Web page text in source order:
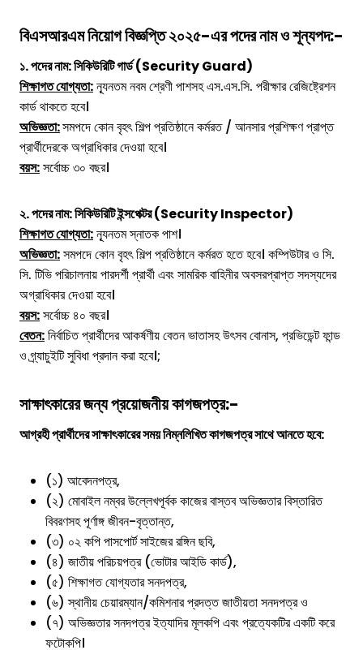
বিএসআরএমনিয়োগ বিজ্ঞপ্তি ২০২৫-এর পদের নাম ও শূন্যপদ:-
১. পদের নাম: সিকিউরিটি গার্ড (Security Guard)
শিক্ষাগত যোগ্যতা:ন্যূনতম নবম শ্রেণী পাশসহ এস.এস.সি. পরীক্ষার রেজিষ্ট্রেশন
কার্ড থাকতে হবে।
অভিজ্ঞতা:সমপদে কোন বৃহৎ শিল্প প্রতিষ্ঠানে কর্মরত / আনসার প্রশিক্ষণ প্রাপ্ত
প্রার্থীদেরকে অগ্রাধিকার দেওয়া হবে।
বয়স:সর্বোচ্চ ৩০ বছর।
২. পদের নাম: সিকিউরিটি ইন্সপেক্টর (Security Inspector)
শিক্ষাগত যোগ্যতা:ন্যূনতম স্নাতক পাশ।
অভিজ্ঞতা:সমপদে কোন বৃহৎ শিল্প প্রতিষ্ঠানে কর্মরত হতে হবে। কম্পিউটার ও সি.
সি. টিভি পরিচালনায় পারদর্শী প্রার্থী এবং সামরিক বাহিনীর অবসরপ্রাপ্ত সদস্যদের
অগ্রাধিকার দেওয়া হবে।
বয়স:সর্বোচ্চ ৪০ বছর।
বেতন:নির্বাচিত প্রার্থীদের আকর্ষণীয় বেতন ভাতাসহ উৎসব বোনাস, প্রভিডেন্ট ফান্ড
ও গ্র্যাচুইটি সুবিধা প্রদান করা হবে।;
সাক্ষাৎকারের জন্য প্রয়োজনীয় কাগজপত্র:-
আগ্রহী প্রার্থীদের সাক্ষাৎকারের সময় নিম্নলিখিত কাগজপত্র সাথে আনতে হবে:
(১) আবেদনপত্র,
(২) মোবাইল নম্বর উল্লেখপূর্বক কাজের বাস্তব অভিজ্ঞতার বিস্তারিত
বিবরণসহ পূর্ণাঙ্গ জীবন-বৃত্তান্ত,
(৩) ০২ কপি পাসপোর্ট সাইজের রঙ্গিন ছবি,
(৪) জাতীয় পরিচয়পত্র (ভোটার আইডি কার্ড),
(৫) শিক্ষাগত যোগ্যতার সনদপত্র,
(৬) স্থানীয় চেয়ারম্যান/কমিশনার প্রদত্ত জাতীয়তা সনদপত্র ও
(৭) অভিজ্ঞতার সনদপত্র ইত্যাদির মূলকপি এবং প্রত্যেকটির একটি করে
ফটোকপি।